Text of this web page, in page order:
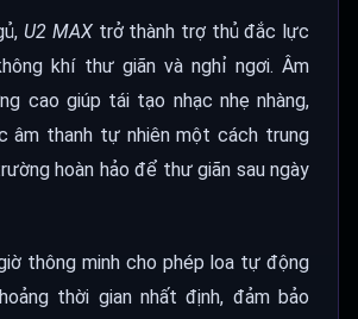
U2 MAXtrở thành trợ thủ đắc lực
khí thư giãn và nghỉ ngơi. Âm
cao giúp tái tạo nhạc nhẹ nhàng,
âm thanh tự nhiên một cách trung
hoàn hảo để thư giãn sau ngày
thông minh cho phép loa tự động
thời gian nhất định, đảm bảo